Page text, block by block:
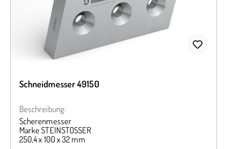
Schneidmesser 49150
Beschreibung:
Scherenmesser
Marke STEINSTOSSER
250,4 x 100 x 32 mm